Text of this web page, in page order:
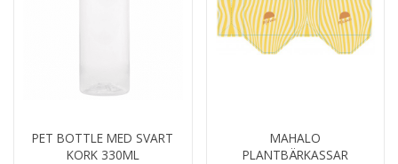
PET BOTTLE MED SVART
KORK 330ML
MAHALO
PLANTBÄRKASSAR